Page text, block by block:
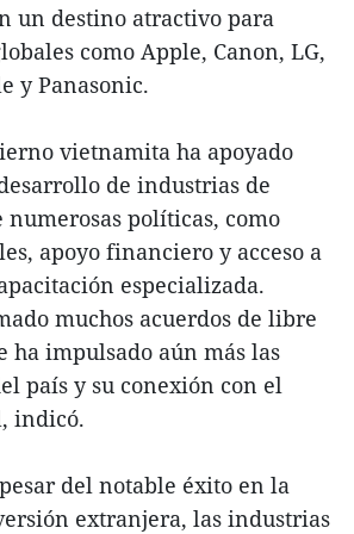
un destino atractivo para
como Apple, Canon, LG,
y Panasonic.
vietnamita ha apoyado
de industrias de
numerosas políticas, como
apoyo financiero y acceso a
especializada.
muchos acuerdos de libre
ha impulsado aún más las
país y su conexión con el
indicó.
del notable éxito en la
extranjera, las industrias